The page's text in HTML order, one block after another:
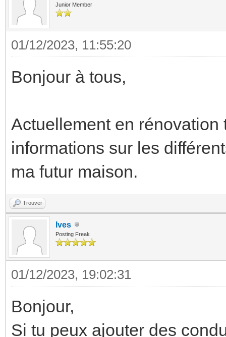
Junior Member
01/12/2023, 11:55:20
Bonjour à tous,
Actuellement en rénovation
informations sur les
ma futur maison.
Trouver
Ives
Posting Freak
01/12/2023, 19:02:31
Bonjour,
Si tu peux ajouter des